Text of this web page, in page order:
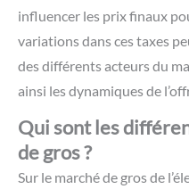
influencer les prix finaux
variations dans ces taxes
des différents acteurs du
ainsi les dynamiques de
Qui sont les
de gros ?
Sur le marché de gros de